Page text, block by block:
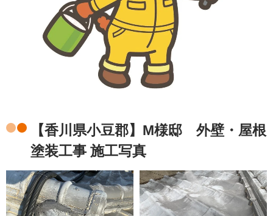
【香川県小豆郡】M様邸 外壁・屋根
塗装工事 施工写真